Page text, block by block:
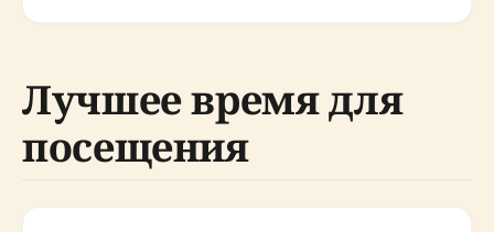
Лучшее время для
посещения